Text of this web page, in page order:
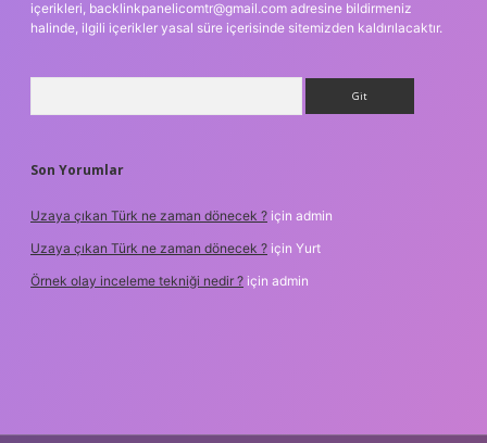
içerikleri, backlinkpanelicomtr@gmail.com adresine bildirmeniz
halinde, ilgili içerikler yasal süre içerisinde sitemizden kaldırılacaktır.
Son Yorumlar
Uzaya çıkan Türk ne zaman dönecek ? için admin
Uzaya çıkan Türk ne zaman dönecek ? için Yurt
Örnek olay inceleme tekniği nedir ? için admin